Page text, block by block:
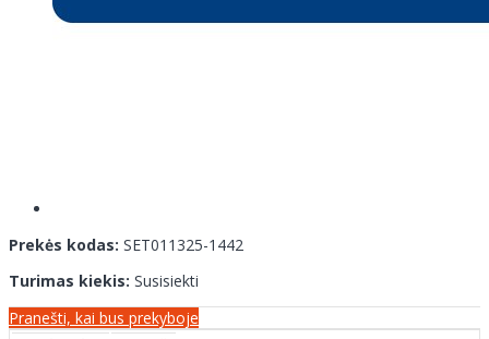
Prekės kodas: SET011325-1442
Turimas kiekis: Susisiekti
Pranešti, kai bus prekyboje